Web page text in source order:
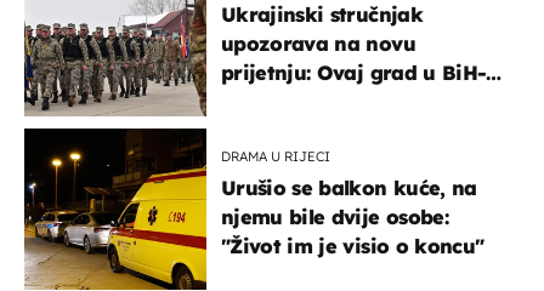
Ukrajinski stručnjak
upozorava na novu
prijetnju: Ovaj grad u BiH-u
DRAMA U RIJECI
Urušio se balkon kuće, na
njemu bile dvije osobe:
"Život im je visio o koncu"